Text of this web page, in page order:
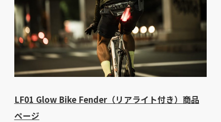
LF01 Glow Bike Fender（リアライト付き）商品
ページ